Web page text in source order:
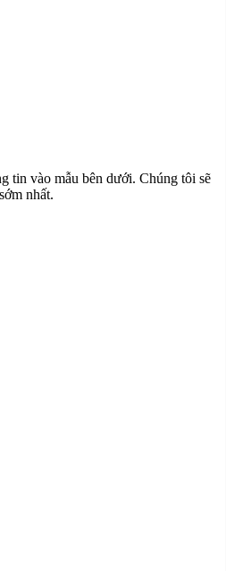
tin vào mẫu bên dưới. Chúng tôi sẽ
nhất.